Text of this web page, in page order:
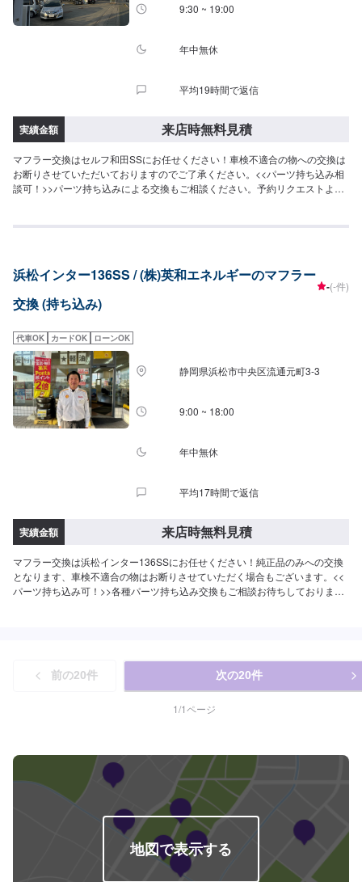
9:30 ~ 19:00
年中無休
平均19時間で返信
実績金額 来店時無料見積
マフラー交換はセルフ和田SSにお任せください！車検不適合の物への交換は
お断りさせていただいておりますのでご了承ください。<<パーツ持ち込み相
談可！>>パーツ持ち込みによる交換もご相談ください。予約リクエストよ
おります。ご相談だけでも、コーティングは当店にお任せくださいませ！
浜松インター136SS / (株)英和エネルギーのマフラー
交換 (持ち込み)
-(-件)
代車OK カードOK ローンOK
静岡県浜松市中央区流通元町3-3
9:00 ~ 18:00
年中無休
平均17時間で返信
実績金額 来店時無料見積
マフラー交換は浜松インター136SSにお任せください！純正品のみへの交換
となります、車検不適合の物はお断りさせていただく場合もございます。<<
パーツ持ち込み可！>>各種パーツ持ち込み交換もご相談お待ちしておりま
前の20件 次の20件
1/1ページ
地図で表示する